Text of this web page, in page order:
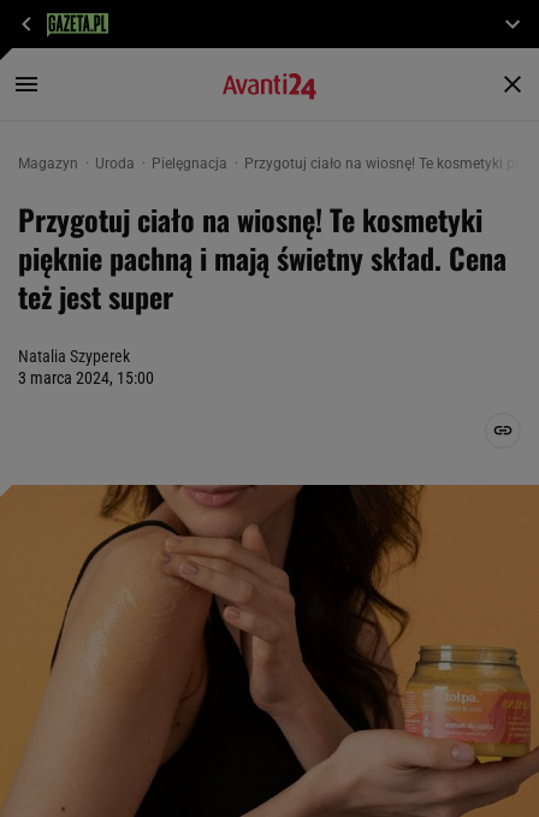
Magazyn Uroda Pielęgnacja Przygotuj ciało na wiosnę! Te kosmetyki
Przygotuj ciało na wiosnę! Te kosmetyki
pięknie pachną i mają świetny skład. Cena
też jest super
Natalia Szyperek
3 marca 2024, 15:00